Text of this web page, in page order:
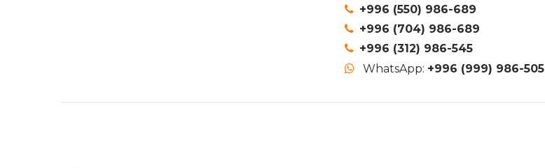
+996 (550) 986-689
+996 (704) 986-689
+996 (312) 986-545
WhatsApp: +996 (999) 986-505